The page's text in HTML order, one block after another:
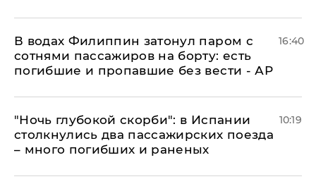
В водах Филиппин затонул паром с
сотнями пассажиров на борту: есть
погибшие и пропавшие без вести - АР
16:40
"Ночь глубокой скорби": в Испании
столкнулись два пассажирских поезда
– много погибших и раненых
10:19